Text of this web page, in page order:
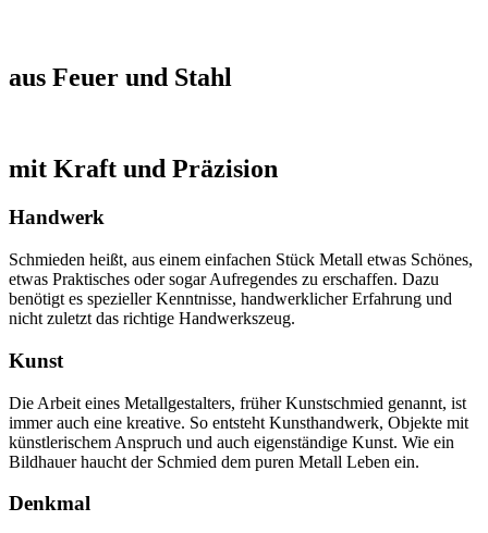
aus Feuer und Stahl
mit Kraft und Präzision
Handwerk
Schmieden heißt, aus einem einfachen Stück Metall etwas Schönes,
etwas Praktisches oder sogar Aufregendes zu erschaffen. Dazu
benötigt es spezieller Kenntnisse, handwerklicher Erfahrung und
nicht zuletzt das richtige Handwerkszeug.
Kunst
Die Arbeit eines Metallgestalters, früher Kunstschmied genannt, ist
immer auch eine kreative. So entsteht Kunsthandwerk, Objekte mit
künstlerischem Anspruch und auch eigenständige Kunst. Wie ein
Bildhauer haucht der Schmied dem puren Metall Leben ein.
Denkmal